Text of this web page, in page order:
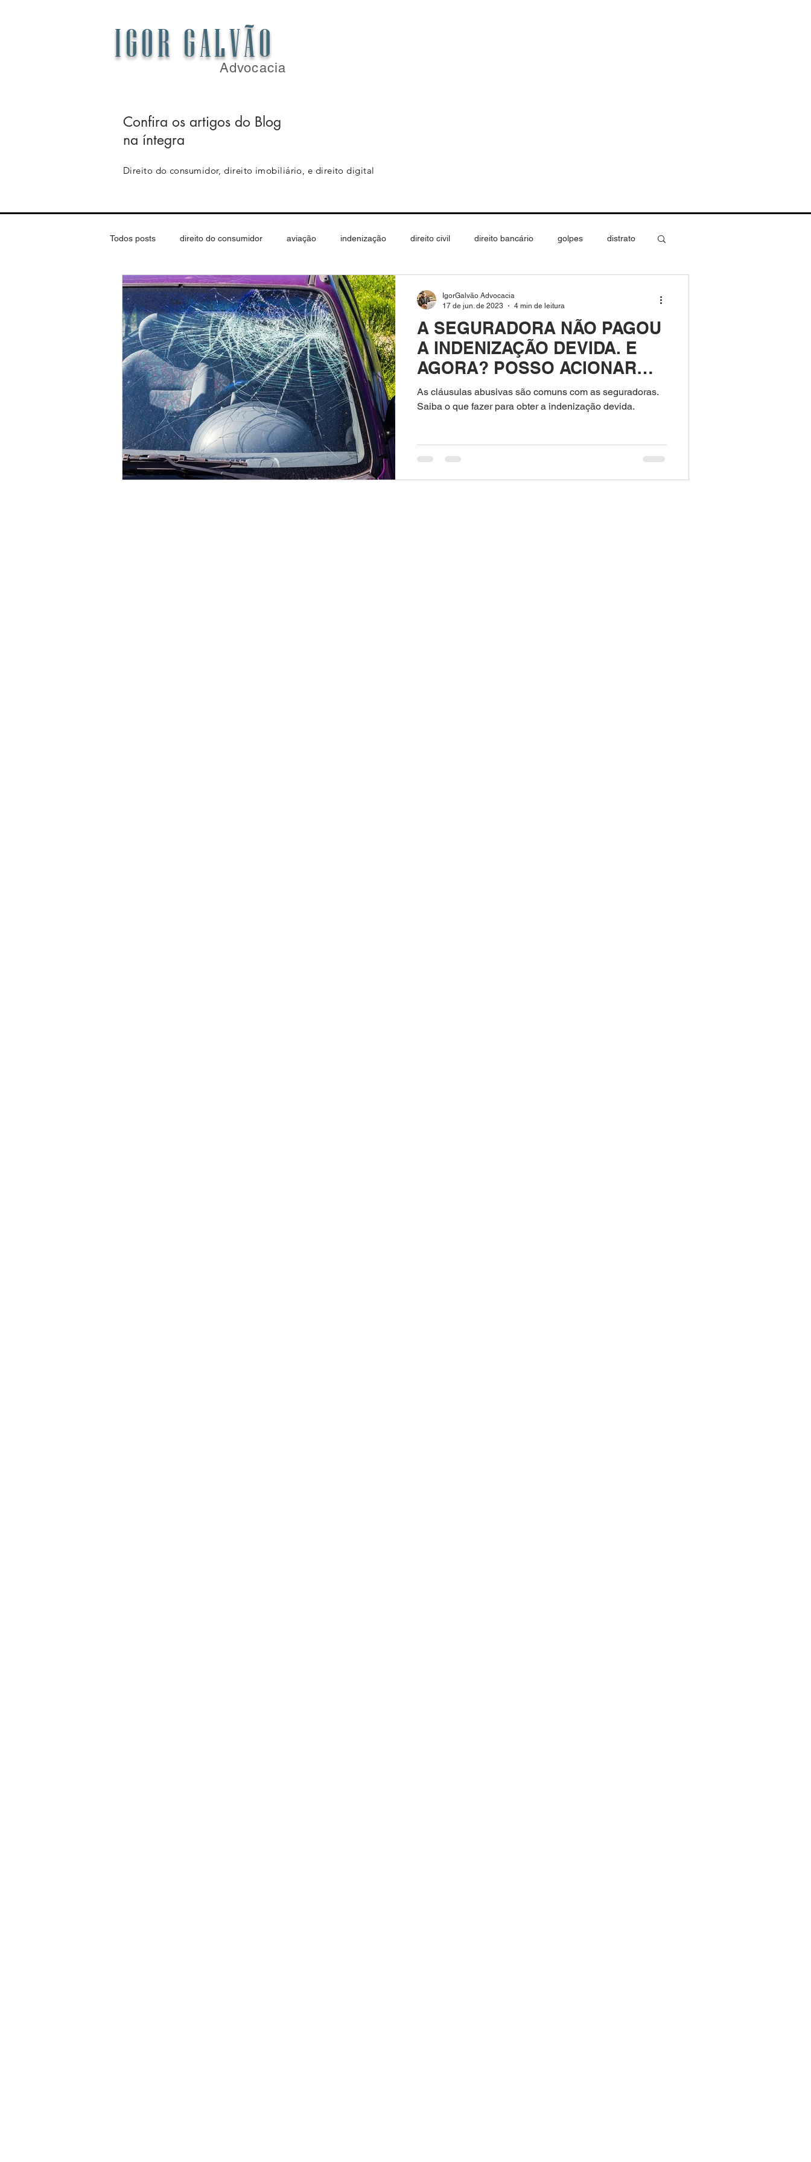
IGOR GALVÃO
Advocacia
Confira os artigos do Blog
na íntegra
Direito do consumidor, direito imobiliário, e direito digital
Todos posts direito do consumidor aviação indenização direito civil direito bancário golpes distrato
imobiliário serviços essenciais educação negativação
direito à saúde direito gamer turismo produtos segurosA SEGURADORA NÃO PAGOU
A INDENIZAÇÃO DEVIDA. E
AGORA? POSSO ACIONAR
MEU ADVOGADO?
As cláusulas abusivas são comuns com as seguradoras.
Saiba o que fazer para obter a indenização devida.
IgorGalvão Advocacia
17 de jun. de 2023
4 min de leitura